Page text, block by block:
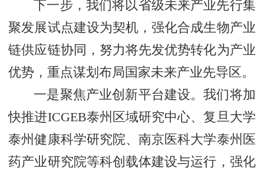
下一步，我们将以省级未来产业先行集
聚发展试点建设为契机，强化合成生物产业
链供应链协同，努力将先发优势转化为产业
优势，重点谋划布局国家未来产业先导区。
一是聚焦产业创新平台建设。我们将加
快推进ICGEB泰州区域研究中心、复旦大学
泰州健康科学研究院、南京医科大学泰州医
药产业研究院等科创载体建设与运行，强化